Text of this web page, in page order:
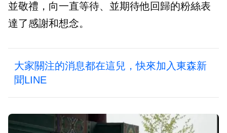
並敬禮，向一直等待、並期待他回歸的粉絲表
達了感謝和想念。
大家關注的消息都在這兒，快來加入東森新
聞LINE